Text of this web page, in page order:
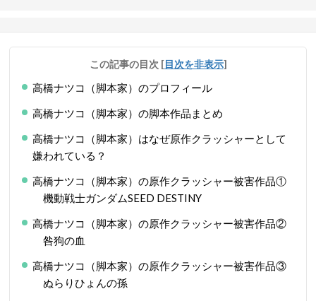
この記事の目次 [目次を非表示]
高橋ナツコ（脚本家）のプロフィール
高橋ナツコ（脚本家）の脚本作品まとめ
高橋ナツコ（脚本家）はなぜ原作クラッシャーとして
嫌われている？
高橋ナツコ（脚本家）の原作クラッシャー被害作品①
機動戦士ガンダムSEED DESTINY
高橋ナツコ（脚本家）の原作クラッシャー被害作品②
咎狗の血
高橋ナツコ（脚本家）の原作クラッシャー被害作品③
ぬらりひょんの孫